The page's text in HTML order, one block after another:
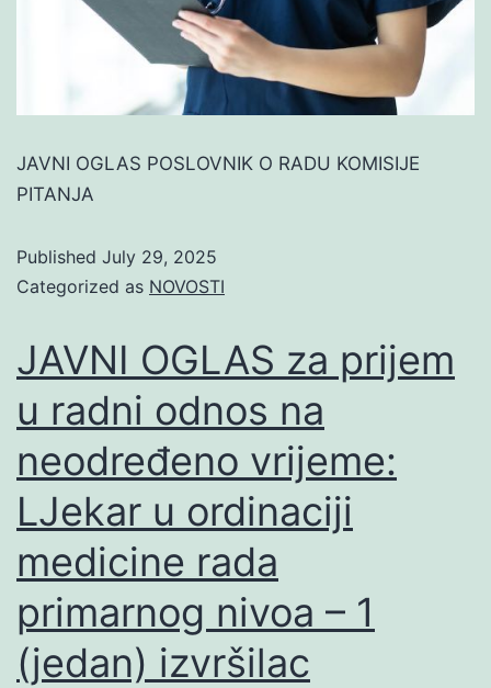
JAVNI OGLAS POSLOVNIK O RADU KOMISIJE
PITANJA
Published July 29, 2025
Categorized as NOVOSTI
JAVNI OGLAS za prijem
u radni odnos na
neodređeno vrijeme:
LJekar u ordinaciji
medicine rada
primarnog nivoa – 1
(jedan) izvršilac